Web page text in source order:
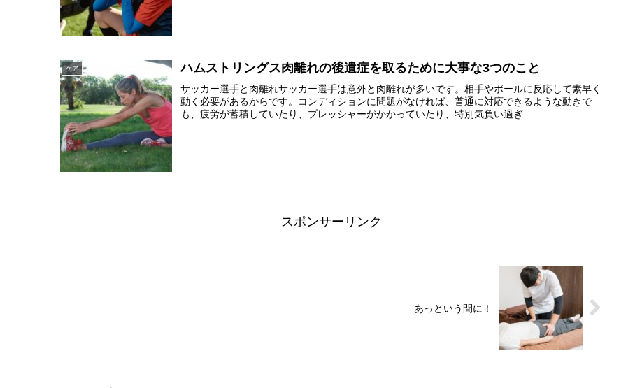
ケア ハムストリングス肉離れの後遺症を取るために大事な3つのこと
サッカー選手と肉離れサッカー選手は意外と肉離れが多いです。相手やボールに反応して素早く
動く必要があるからです。コンディションに問題がなければ、普通に対応できるような動きで
も、疲労が蓄積していたり、プレッシャーがかかっていたり、特別気負い過ぎ...
スポンサーリンク
あっという間に！